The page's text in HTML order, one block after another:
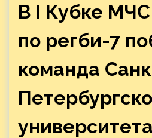
В I Кубке
по регби-7
команда